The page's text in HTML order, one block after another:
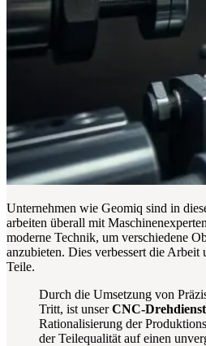
Unternehmen wie Geomiq sind in
arbeiten überall mit
moderne Technik, um verschiedene
anzubieten. Dies verbessert die Arbeit
Teile.
Durch die Umsetzung von
Tritt, ist unserCNC-
Rationalisierung der
der Teilequalität auf einen